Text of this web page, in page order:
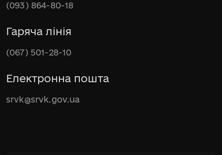
(093) 864-80-18
Гаряча лінія
(067) 501-28-10
Електронна пошта
srvk@srvk.gov.ua